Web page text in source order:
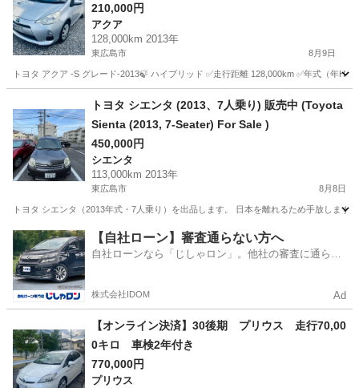
210,000円
アクア
128,000km 2013年
東広島市 8月9日
トヨタ アクア -S グレード-2013🍃 ハイブリッド ✅走行距離 128,000km ✅年式（年
アクア
トヨタ シエンタ (2013、7人乗り) 販売中 (Toyota
Sienta (2013, 7-Seater) For Sale )
450,000円
シエンタ
113,000km 2013年
東広島市 8月8日
トヨタ シエンタ（2013年式・7人乗り）を出品します。 日本を離れるため手放しま
広島 東広島市 シエンタ
【自社ローン】審査通らない方へ
自社ローンなら「じしゃロン」。他社の審査に通らな
株式会社IDOM Ad
【オンライン決済】30後期 プリウス 走行70,00
0キロ 車検2年付き
770,000円
プリウス